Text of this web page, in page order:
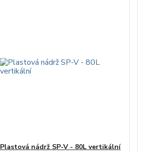
Plastová nádrž SP-V - 80L vertikální